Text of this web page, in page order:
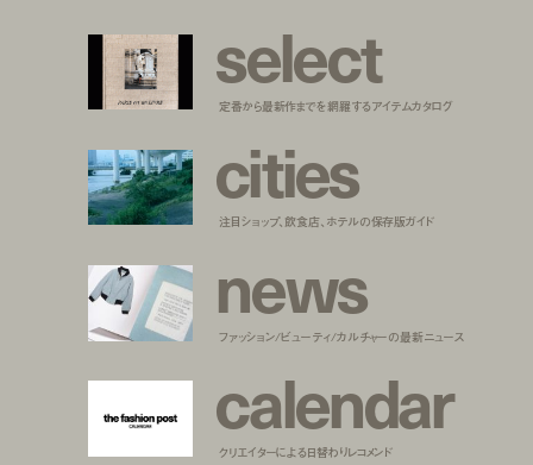
select
定番から最新作までを網羅するアイテムカタログ
cities
注目ショップ、飲食店、ホテルの保存版ガイド
news
ファッション/ビューティ/カルチャーの最新ニュース
calendar
クリエイターによる日替わりレコメンド